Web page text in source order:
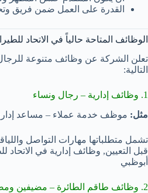
القدرة على العمل ضمن فريق
الوظائف المتاحة حالياً في الاتحاد
تعلن الشركة عن وظائف متنوعة
التالية:
1. وظائف إدارية – رجال ونساء
مثل: موظف خدمة عملاء – مساعد
تشمل متطلباتها مهارات التواصل
قبل التعيين, وظائف إدارية في
أبوظبي
2. وظائف طاقم الطائرة – مضيفين ومضيفات